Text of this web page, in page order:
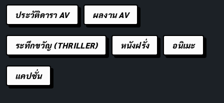
ประวัติดารา AV ผลงาน AV
ระทึกขวัญ (THRILLER) หนังฝรั่ง อนิเมะ
แคปชั่น